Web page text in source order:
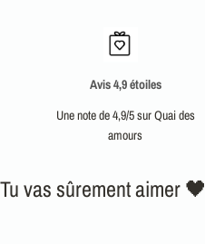
notre sélection de robes terracotta.
Avis 4,9 étoiles
Une note de 4,9/5 sur Quai des
amours
Tu vas sûrement aimer 🖤